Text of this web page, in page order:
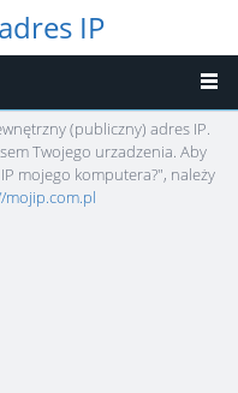
IP
(publiczny) adres IP.
Twojego urzadzenia. Aby
mojego komputera?", należy
mojip.com.pl